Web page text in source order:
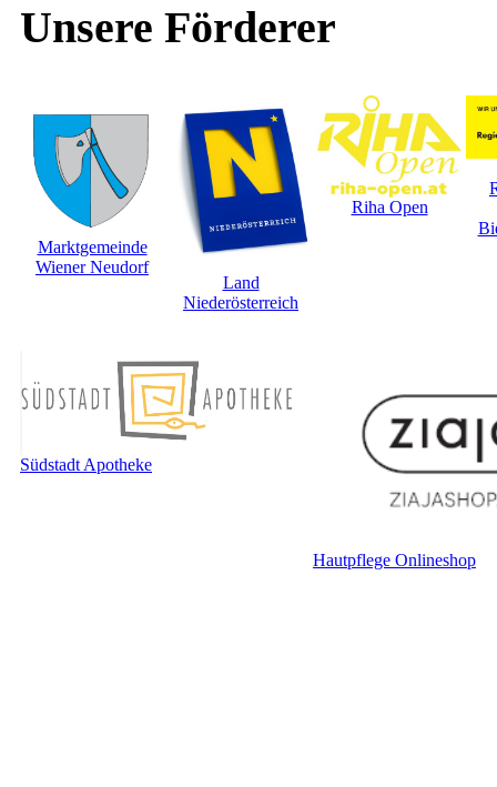
Unsere Förderer
Marktgemeinde
Wiener Neudorf
Land
Niederösterreich
Riha Open
Südstadt Apotheke
Hautpflege Onlineshop